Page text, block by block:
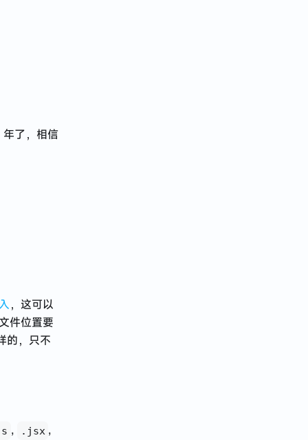
了，相信
，这可以
件位置要
的，只不
, .jsx ,